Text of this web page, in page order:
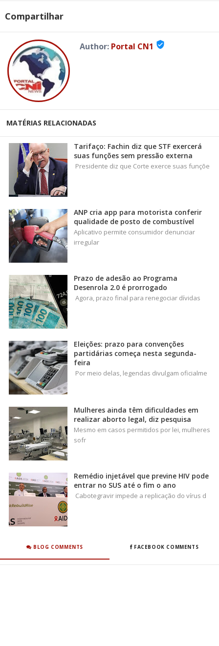
Compartilhar
Author: Portal CN1 verified_user
MATÉRIAS RELACIONADAS
Tarifaço: Fachin diz que STF exercerá
suas funções sem pressão externa
Presidente diz que Corte exerce suas funçõe
ANP cria app para motorista conferir
qualidade de posto de combustível
Aplicativo permite consumidor denunciar
irregular
Prazo de adesão ao Programa
Desenrola 2.0 é prorrogado
Agora, prazo final para renegociar dívidas
Eleições: prazo para convenções
partidárias começa nesta segunda-
feira
Por meio delas, legendas divulgam oficialme
Mulheres ainda têm dificuldades em
realizar aborto legal, diz pesquisa
Mesmo em casos permitidos por lei, mulheres
sofr
Remédio injetável que previne HIV pode
entrar no SUS até o fim o ano
Cabotegravir impede a replicação do vírus d
BLOG COMMENTS FACEBOOK COMMENTS